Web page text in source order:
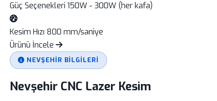
Güç Seçenekleri 150W - 300W (her kafa)
Kesim Hızı 800 mm/saniye
Ürünü İncele
NEVŞEHIR BILGILERI
Nevşehir CNC Lazer Kesim